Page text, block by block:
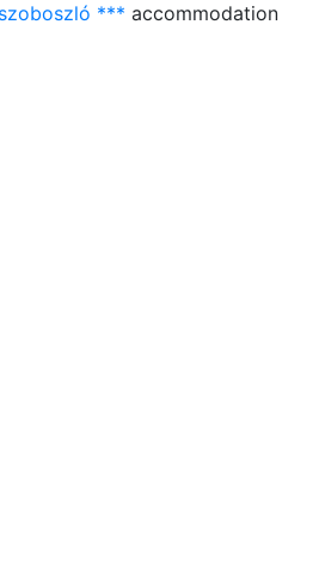
*** accommodation